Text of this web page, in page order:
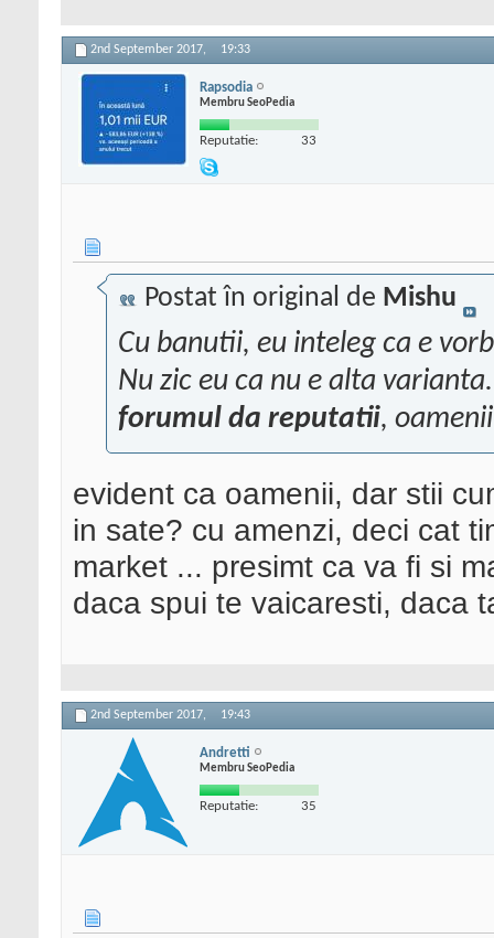
2nd September 2017, 19:33
Rapsodia
Membru SeoPedia
Reputatie: 33
Postat în original de Mishu
Cu banutii, eu inteleg ca e
Nu zic eu ca nu e alta
forumul da reputatii,
evident ca oamenii, dar stii
in sate? cu amenzi, deci cat
market ... presimt ca va fi si
daca spui te vaicaresti, daca
2nd September 2017, 19:43
Andretti
Membru SeoPedia
Reputatie: 35